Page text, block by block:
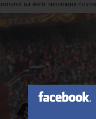
ва янги эволюция